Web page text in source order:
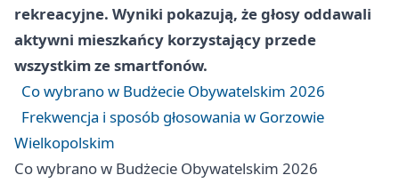
rekreacyjne. Wyniki pokazują, że głosy oddawali
aktywni mieszkańcy korzystający przede
wszystkim ze smartfonów.
Co wybrano w Budżecie Obywatelskim 2026
Frekwencja i sposób głosowania w Gorzowie
Wielkopolskim
Co wybrano w Budżecie Obywatelskim 2026